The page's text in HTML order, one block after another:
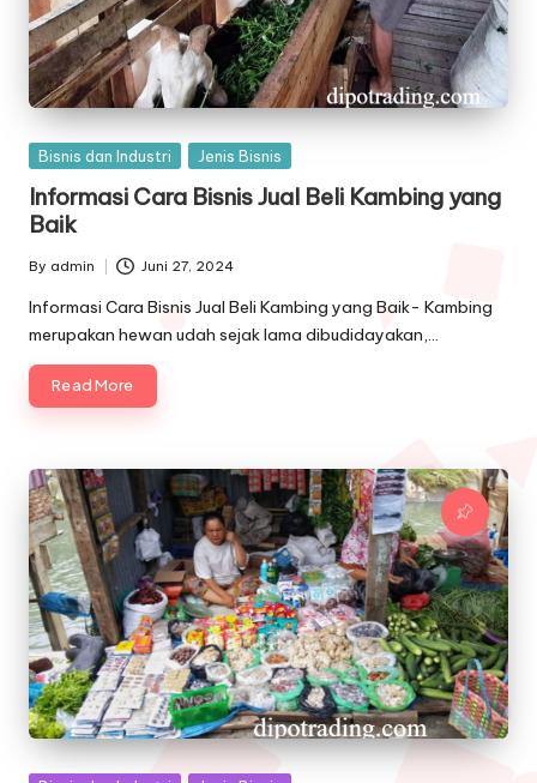
Posted
Bisnis dan Industri Jenis Bisnis
Informasi Cara Bisnis Jual Beli Kambing yang
Baik
Posted
by
By admin Juni 27, 2024
Informasi Cara Bisnis Jual Beli Kambing yang Baik- Kambing
merupakan hewan udah sejak lama dibudidayakan,…
Read More